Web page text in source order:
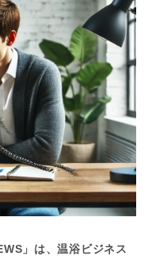
」は、温浴ビジネス